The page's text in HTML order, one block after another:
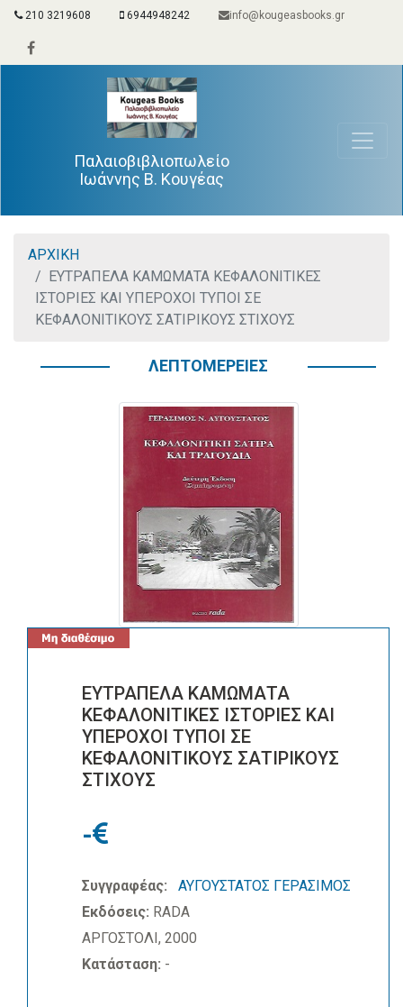
210 3219608 6944948242 info@kougeasbooks.gr
Παλαιοβιβλιοπωλείο
Ιωάννης Β. Κουγέας
ΑΡΧΙΚΗ
ΕΥΤΡΑΠΕΛΑ ΚΑΜΩΜΑΤΑ ΚΕΦΑΛΟΝΙΤΙΚΕΣ
ΙΣΤΟΡΙΕΣ ΚΑΙ ΥΠΕΡΟΧΟΙ ΤΥΠΟΙ ΣΕ
ΚΕΦΑΛΟΝΙΤΙΚΟΥΣ ΣΑΤΙΡΙΚΟΥΣ ΣΤΙΧΟΥΣ
ΛΕΠΤΟΜΕΡΕΙΕΣ
ΕΥΤΡΑΠΕΛΑ ΚΑΜΩΜΑΤΑ
ΚΕΦΑΛΟΝΙΤΙΚΕΣ ΙΣΤΟΡΙΕΣ ΚΑΙ
ΥΠΕΡΟΧΟΙ ΤΥΠΟΙ ΣΕ
ΚΕΦΑΛΟΝΙΤΙΚΟΥΣ ΣΑΤΙΡΙΚΟΥΣ
ΣΤΙΧΟΥΣ
-
Συγγραφέας:
ΑΥΓΟΥΣΤΑΤΟΣ ΓΕΡΑΣΙΜΟΣ
Εκδόσεις: RADA
ΑΡΓΟΣΤΟΛΙ, 2000
Κατάσταση: -